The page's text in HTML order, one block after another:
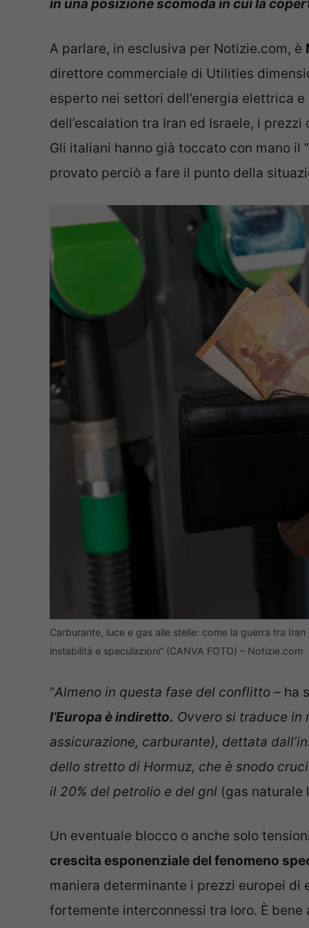
in una posizione scomoda in cui la
A parlare, in esclusiva per Notizie.com, è
direttore commerciale di Utilities
esperto nei settori dell’energia elettrica
dell’escalation tra Iran ed Israele, i
Gli italiani hanno già toccato con mano il
provato perciò a fare il punto della
Carburante, luce e gas alle stelle: come la guerra tra
instabilità e speculazioni” (CANVA FOTO) – Notizie.com
“Almeno in questa fase del conflitto – ha
l’Europa è indiretto. Ovvero si traduce in
assicurazione, carburante), dettata
dello stretto di Hormuz, che è snodo
il 20% del petrolio e del gnl (gas naturale
Un eventuale blocco o anche solo
crescita esponenziale del fenomeno
maniera determinante i prezzi europei di
fortemente interconnessi tra loro. È bene